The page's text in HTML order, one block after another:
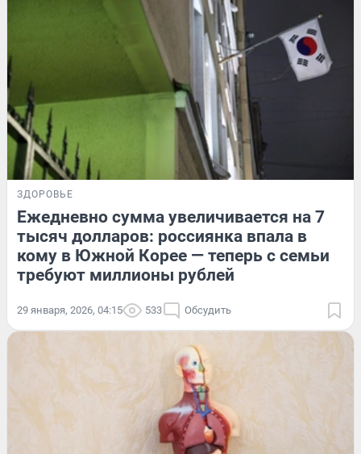
ЗДОРОВЬЕ
Ежедневно сумма увеличивается на 7
тысяч долларов: россиянка впала в
кому в Южной Корее — теперь с семьи
требуют миллионы рублей
29 января, 2026, 04:15 533 Обсудить